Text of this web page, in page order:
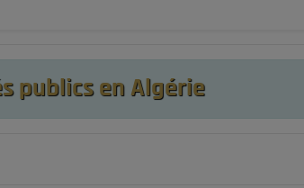
publics en Algérie